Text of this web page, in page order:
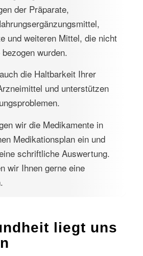
der Präparate,
und weiteren Mittel, die nicht
wurden.
die Haltbarkeit Ihrer
und unterstützen
wir die Medikamente in
Medikationsplan ein und
schriftliche Auswertung.
wir Ihnen gerne eine
liegt uns